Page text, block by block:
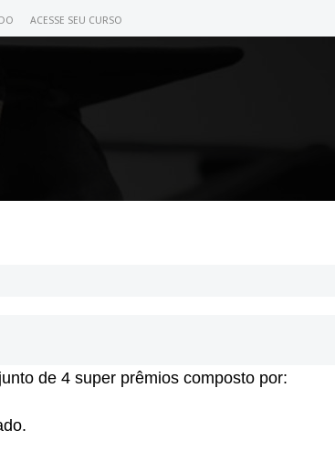
ACESSE SEU CURSO
de 4 super prêmios composto por: